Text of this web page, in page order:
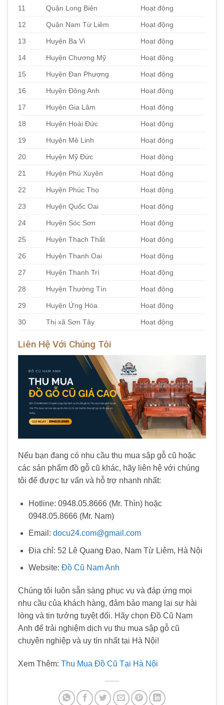
11 Quận Long Biên Hoạt động
12 Quận Nam Từ Liêm Hoạt động
13 Huyện Ba Vì Hoạt động
14 Huyện Chương Mỹ Hoạt động
15 Huyện Đan Phượng Hoạt động
16 Huyện Đông Anh Hoạt động
17 Huyện Gia Lâm Hoạt động
18 Huyện Hoài Đức Hoạt động
19 Huyện Mê Linh Hoạt động
20 Huyện Mỹ Đức Hoạt động
21 Huyện Phú Xuyên Hoạt động
22 Huyện Phúc Thọ Hoạt động
23 Huyện Quốc Oai Hoạt động
24 Huyện Sóc Sơn Hoạt động
25 Huyện Thạch Thất Hoạt động
26 Huyện Thanh Oai Hoạt động
27 Huyện Thanh Trì Hoạt động
28 Huyện Thường Tín Hoạt động
29 Huyện Ứng Hòa Hoạt động
30 Thị xã Sơn Tây Hoạt động
Liên Hệ Với Chúng Tôi
Nếu bạn đang có nhu cầu thu mua sập gỗ cũ hoặc
các sản phẩm đồ gỗ cũ khác, hãy liên hệ với chúng
tôi để được tư vấn và hỗ trợ nhanh nhất:
Hotline: 0948.05.8666 (Mr. Thìn) hoặc
0948.05.8666 (Mr. Nam)
Email: docu24.com@gmail.com
Địa chỉ: 52 Lê Quang Đạo, Nam Từ Liêm, Hà Nội
Website: Đồ Cũ Nam Anh
Chúng tôi luôn sẵn sàng phục vụ và đáp ứng mọi
nhu cầu của khách hàng, đảm bảo mang lại sự hài
lòng và tin tưởng tuyệt đối. Hãy chọn Đồ Cũ Nam
Anh để trải nghiệm dịch vụ thu mua sập gỗ cũ
chuyên nghiệp và uy tín nhất tại Hà Nội!
Xem Thêm: Thu Mua Đồ Cũ Tại Hà Nội